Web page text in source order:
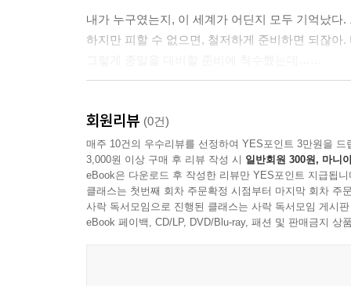
내가 누구였는지, 이 세계가 어딘지 모두 기억났다
하지만 피할 수 없으면, 철저하게 준비하면 되잖
친오빠(같은 존재)는 쉽게 넘어가질 않고,
“제 소개가 늦었습니다, 레이디. 이든 던컨 랭커스
여주의 오빠가 왜 여기서 나오며,
회원리뷰 (0건)
매주 10건의 우수리뷰를 선정하여 YES포인트 3만원을 드
3,000원 이상 구매 후 리뷰 작성 시 일반회원 300원, 마니
eBook은 다운로드 후 작성한 리뷰만 YES포인트 지급됩니
클래스는 첫번째 회차 주문확정 시점부터 마지막 회차 주
사락 독서모임으로 진행된 클래스는 사락 독서모임 게시
eBook 페이백, CD/LP, DVD/Blu-ray, 패션 및 판매금지 상